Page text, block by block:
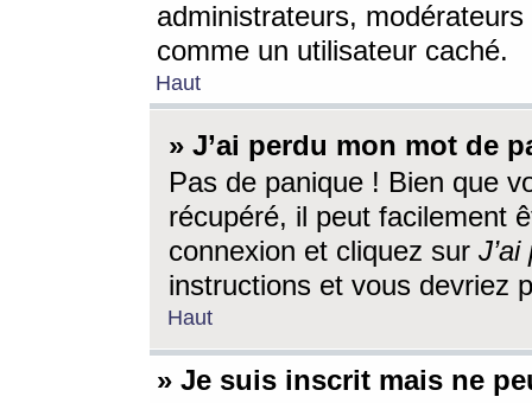
administrateurs,
comme un utilisateur caché.
Haut
» J’ai perdu mon mot de
Pas de panique ! Bien que
récupéré, il peut facilement
connexion et cliquez sur
instructions et vous devriez
Haut
» Je suis inscrit mais ne